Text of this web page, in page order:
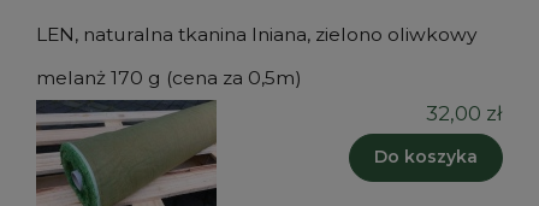
LEN, naturalna tkanina lniana, zielono oliwkowy
melanż 170 g (cena za 0,5m)
32,00 zł
Do koszyka